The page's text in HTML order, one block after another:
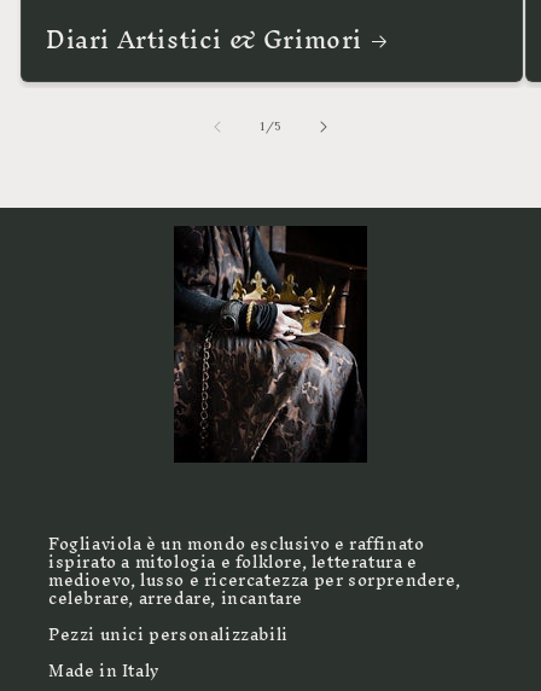
Diari Artistici & Grimori
1 /su5
Fogliaviola è un mondo esclusivo e raffinato
ispirato a mitologia e folklore, letteratura e
medioevo, lusso e ricercatezza per sorprendere,
celebrare, arredare, incantare
Pezzi unici personalizzabili
Made in Italy